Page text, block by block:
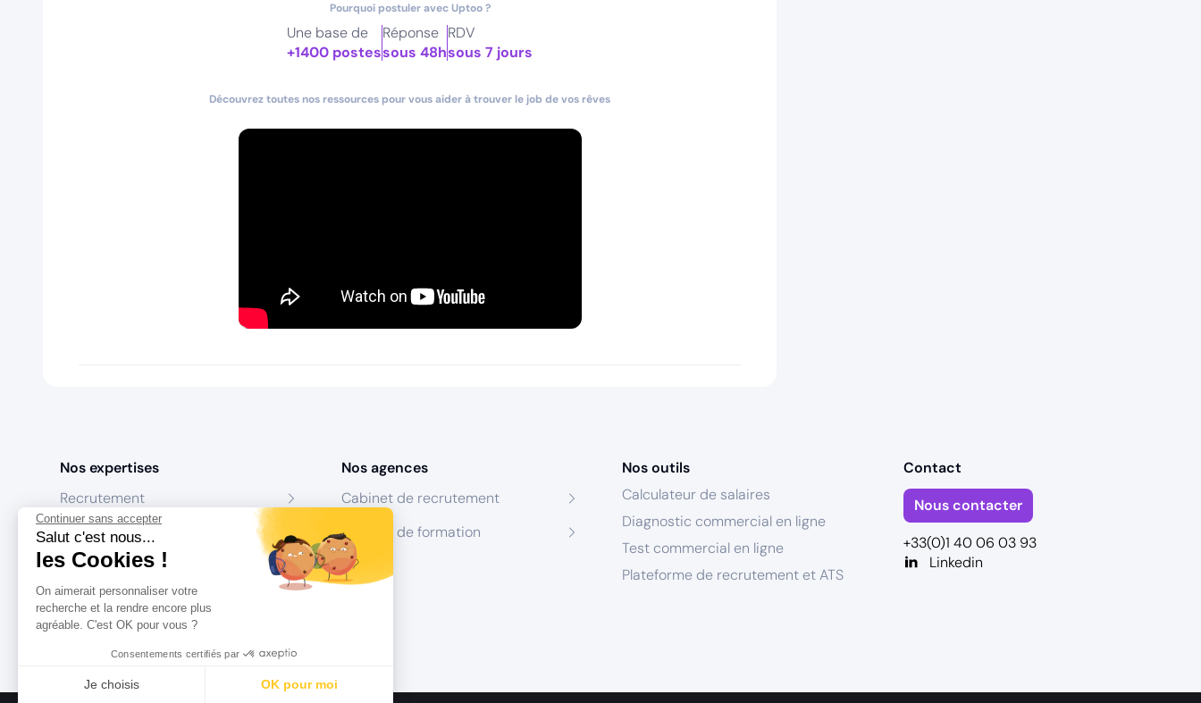
Continuer sans accepter
Salut c'est nous...
les Cookies !
On aimerait personnaliser votre
recherche et la rendre encore plus
agréable. C'est OK pour vous ?
Consentements certifiés par
Je choisis OK pour moi
Pourquoi postuler avec Uptoo ?
Une base de
+1400 postes
Réponse
sous 48h
RDV
sous 7 jours
Découvrez toutes nos ressources pour vous aider à trouver le job de vos rêves
Nos expertises
Recrutement
Formation
Coaching
Conseil
Nos agences
Cabinet de recrutement
Centres de formation
Nos outils
Calculateur de salaires
Diagnostic commercial en ligne
Test commercial en ligne
Plateforme de recrutement et ATS
Contact
Nous contacter
+33(0)1 40 06 03 93
Linkedin